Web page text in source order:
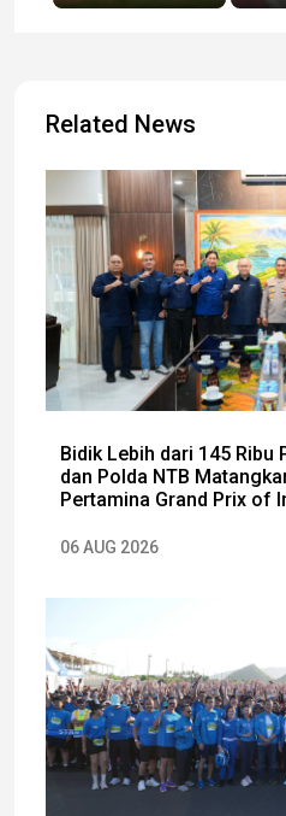
Related News
Bidik Lebih dari 145 Ribu
dan Polda NTB
Pertamina Grand Prix of
06 AUG 2026